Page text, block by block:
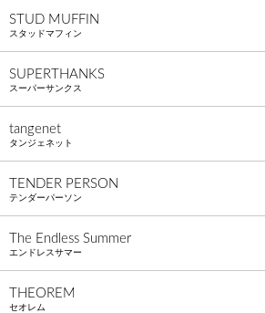
STUD MUFFIN
スタッドマフィン
SUPERTHANKS
スーパーサンクス
tangenet
タンジェネット
TENDER PERSON
テンダーパーソン
The Endless Summer
エンドレスサマー
THEOREM
セオレム